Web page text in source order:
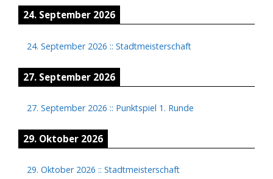
24. September 2026
24. September 2026 :: Stadtmeisterschaft
27. September 2026
27. September 2026 :: Punktspiel 1. Runde
29. Oktober 2026
29. Oktober 2026 :: Stadtmeisterschaft